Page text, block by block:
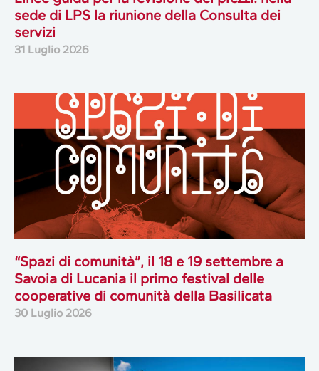
sede di LPS la riunione della Consulta dei
servizi
31 Luglio 2026
“Spazi di comunità”, il 18 e 19 settembre a
Savoia di Lucania il primo festival delle
cooperative di comunità della Basilicata
30 Luglio 2026